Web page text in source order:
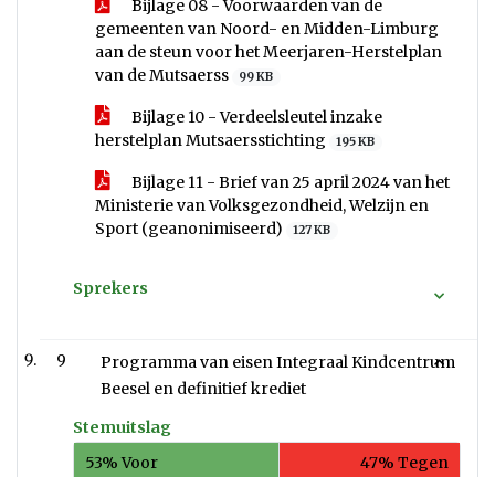
Bijlage 08 - Voorwaarden van de
gemeenten van Noord- en Midden-Limburg
aan de steun voor het Meerjaren-Herstelplan
van de Mutsaerss
99 KB
Bijlage 10 - Verdeelsleutel inzake
herstelplan Mutsaersstichting
195 KB
Bijlage 11 - Brief van 25 april 2024 van het
Ministerie van Volksgezondheid, Welzijn en
Sport (geanonimiseerd)
127 KB
Sprekers
9
Programma van eisen Integraal Kindcentrum
Beesel en definitief krediet
Stemuitslag
53% Voor
47% Tegen